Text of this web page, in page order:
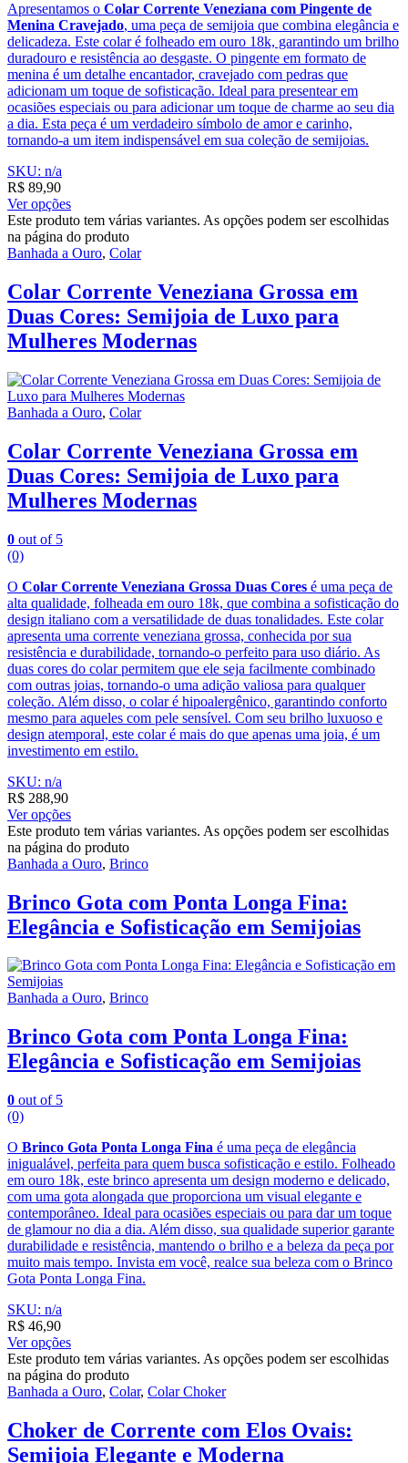
Apresentamos o Colar Corrente Veneziana com Pingente de
Menina Cravejado, uma peça de semijoia que combina elegância e
delicadeza. Este colar é folheado em ouro 18k, garantindo um brilho
duradouro e resistência ao desgaste. O pingente em formato de
menina é um detalhe encantador, cravejado com pedras que
adicionam um toque de sofisticação. Ideal para presentear em
ocasiões especiais ou para adicionar um toque de charme ao seu dia
a dia. Esta peça é um verdadeiro símbolo de amor e carinho,
tornando-a um item indispensável em sua coleção de semijoias.
SKU: n/a
R$ 89,90
Ver opções
Este produto tem várias variantes. As opções podem ser escolhidas
na página do produto
Banhada a Ouro, Colar
Colar Corrente Veneziana Grossa em
Duas Cores: Semijoia de Luxo para
Mulheres Modernas
Banhada a Ouro, Colar
Colar Corrente Veneziana Grossa em
Duas Cores: Semijoia de Luxo para
Mulheres Modernas
0 out of 5
(0)
O Colar Corrente Veneziana Grossa Duas Cores é uma peça de
alta qualidade, folheada em ouro 18k, que combina a sofisticação do
design italiano com a versatilidade de duas tonalidades. Este colar
apresenta uma corrente veneziana grossa, conhecida por sua
resistência e durabilidade, tornando-o perfeito para uso diário. As
duas cores do colar permitem que ele seja facilmente combinado
com outras joias, tornando-o uma adição valiosa para qualquer
coleção. Além disso, o colar é hipoalergênico, garantindo conforto
mesmo para aqueles com pele sensível. Com seu brilho luxuoso e
design atemporal, este colar é mais do que apenas uma joia, é um
investimento em estilo.
SKU: n/a
R$ 288,90
Ver opções
Este produto tem várias variantes. As opções podem ser escolhidas
na página do produto
Banhada a Ouro, Brinco
Brinco Gota com Ponta Longa Fina:
Elegância e Sofisticação em Semijoias
Banhada a Ouro, Brinco
Brinco Gota com Ponta Longa Fina:
Elegância e Sofisticação em Semijoias
0 out of 5
(0)
O Brinco Gota Ponta Longa Fina é uma peça de elegância
inigualável, perfeita para quem busca sofisticação e estilo. Folheado
em ouro 18k, este brinco apresenta um design moderno e delicado,
com uma gota alongada que proporciona um visual elegante e
contemporâneo. Ideal para ocasiões especiais ou para dar um toque
de glamour no dia a dia. Além disso, sua qualidade superior garante
durabilidade e resistência, mantendo o brilho e a beleza da peça por
muito mais tempo. Invista em você, realce sua beleza com o Brinco
Gota Ponta Longa Fina.
SKU: n/a
R$ 46,90
Ver opções
Este produto tem várias variantes. As opções podem ser escolhidas
na página do produto
Banhada a Ouro, Colar, Colar Choker
Choker de Corrente com Elos Ovais:
Semijoia Elegante e Moderna